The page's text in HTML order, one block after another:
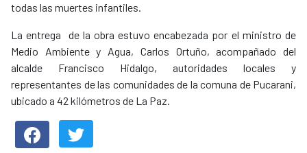
todas las muertes infantiles.
La entrega de la obra estuvo encabezada por el ministro de
Medio Ambiente y Agua, Carlos Ortuño, acompañado del
alcalde Francisco Hidalgo, autoridades locales y
representantes de las comunidades de la comuna de Pucarani,
ubicado a 42 kilómetros de La Paz.